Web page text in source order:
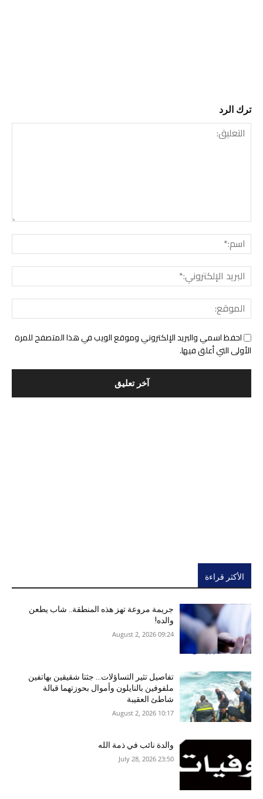
ترك الرد
التعليق:
احفظ اسمي والبريد الإلكتروني وموقع الويب في هذا المتصفح للمرة
الأولى التي أعلق فيها.
الأكثر قراءة
جريمة مروعة تهز هذه المنطقة.. شاب يطعن
والده!
09:24 2026 ,August 2
تفاصيل تثير التساؤلات… جثتا شقيقين بهاتفين
ملفوفين بالنايلون وأموال بحوزتهما قبالة
شاطئ العقيبة
10:17 2026 ,August 2
والدة نائب في ذمة الله
23:50 2026 ,July 28